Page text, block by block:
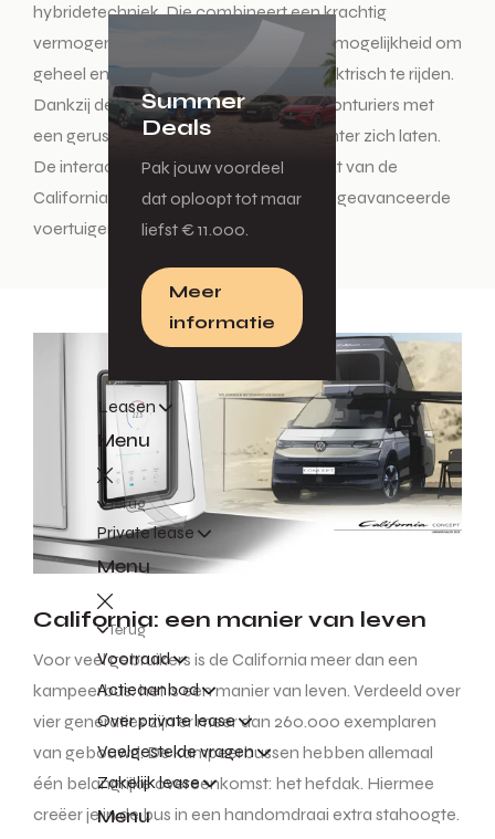
Summer
Deals
Pak jouw voordeel
dat oploopt tot maar
liefst € 11.000.
Meer
informatie
Leasen
Menu
Terug
Private lease
Menu
Terug
Voorraad
Actieaanbod
Over private lease
Veelgestelde vragen
Zakelijk lease
Menu
hybridetechniek. Die combineert een krachtig
vermogen en een laag verbruik met de mogelijkheid om
geheel emissievrij en in stilte volledig elektrisch te rijden.
Dankzij de grote actieradius kunnen avonturiers met
een gerust hart doorgaande wegen achter zich laten.
De interactieve ‘Cali on Tour’-app maakt van de
California CONCEPT één van de meest geavanceerde
voertuigen in zijn soort.
California: een manier van leven
Voor veel gebruikers is de California meer dan een
kampeerbus: het is een manier van leven. Verdeeld over
vier generaties zijn er meer dan 260.000 exemplaren
van gebouwd. De kampeerbussen hebben allemaal
één belangrijke overeenkomst: het hefdak. Hiermee
creëer je in de bus in een handomdraai extra stahoogte.